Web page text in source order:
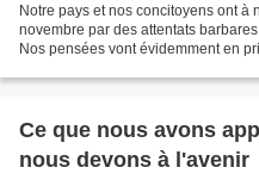
Notre pays et nos concitoyens ont à
novembre par des attentats
Nos pensées vont évidemment en
Ce que nous avons
nous devons à l'avenir